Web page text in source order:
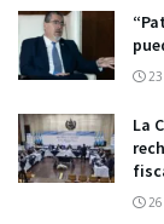
23
La
26